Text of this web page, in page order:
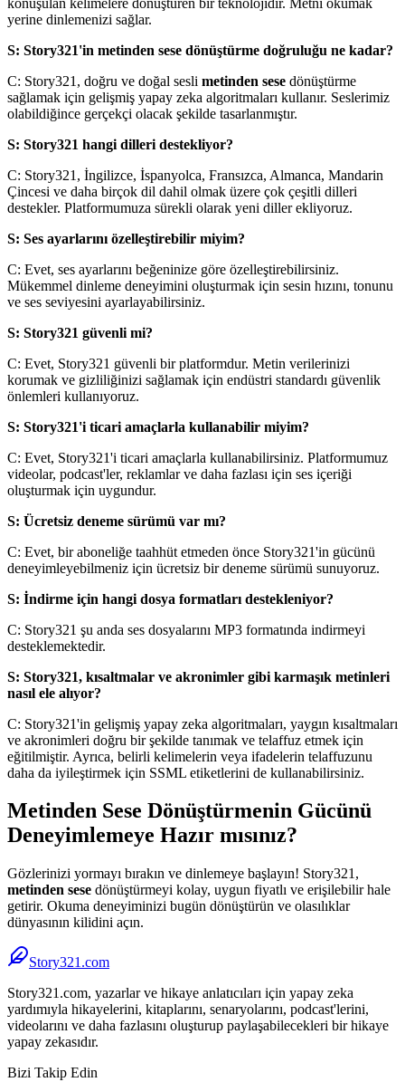
yerine dinlemenizi sağlar.
S: Story321'in metinden sese dönüştürme doğruluğu ne kadar?
C: Story321, doğru ve doğal sesli metinden sese dönüştürme
sağlamak için gelişmiş yapay zeka algoritmaları kullanır. Seslerimiz
olabildiğince gerçekçi olacak şekilde tasarlanmıştır.
S: Story321 hangi dilleri destekliyor?
C: Story321, İngilizce, İspanyolca, Fransızca, Almanca, Mandarin
Çincesi ve daha birçok dil dahil olmak üzere çok çeşitli dilleri
destekler. Platformumuza sürekli olarak yeni diller ekliyoruz.
S: Ses ayarlarını özelleştirebilir miyim?
C: Evet, ses ayarlarını beğeninize göre özelleştirebilirsiniz.
Mükemmel dinleme deneyimini oluşturmak için sesin hızını, tonunu
ve ses seviyesini ayarlayabilirsiniz.
S: Story321 güvenli mi?
C: Evet, Story321 güvenli bir platformdur. Metin verilerinizi
korumak ve gizliliğinizi sağlamak için endüstri standardı güvenlik
önlemleri kullanıyoruz.
S: Story321'i ticari amaçlarla kullanabilir miyim?
C: Evet, Story321'i ticari amaçlarla kullanabilirsiniz. Platformumuz
videolar, podcast'ler, reklamlar ve daha fazlası için ses içeriği
oluşturmak için uygundur.
S: Ücretsiz deneme sürümü var mı?
C: Evet, bir aboneliğe taahhüt etmeden önce Story321'in gücünü
deneyimleyebilmeniz için ücretsiz bir deneme sürümü sunuyoruz.
S: İndirme için hangi dosya formatları destekleniyor?
C: Story321 şu anda ses dosyalarını MP3 formatında indirmeyi
desteklemektedir.
S: Story321, kısaltmalar ve akronimler gibi karmaşık metinleri
nasıl ele alıyor?
C: Story321'in gelişmiş yapay zeka algoritmaları, yaygın kısaltmaları
ve akronimleri doğru bir şekilde tanımak ve telaffuz etmek için
eğitilmiştir. Ayrıca, belirli kelimelerin veya ifadelerin telaffuzunu
daha da iyileştirmek için SSML etiketlerini de kullanabilirsiniz.
Metinden Sese Dönüştürmenin Gücünü
Deneyimlemeye Hazır mısınız?
Gözlerinizi yormayı bırakın ve dinlemeye başlayın! Story321,
metinden sese dönüştürmeyi kolay, uygun fiyatlı ve erişilebilir hale
getirir. Okuma deneyiminizi bugün dönüştürün ve olasılıklar
dünyasının kilidini açın.
Story321.com
Story321.com, yazarlar ve hikaye anlatıcıları için yapay zeka
yardımıyla hikayelerini, kitaplarını, senaryolarını, podcast'lerini,
videolarını ve daha fazlasını oluşturup paylaşabilecekleri bir hikaye
yapay zekasıdır.
Bizi Takip Edin